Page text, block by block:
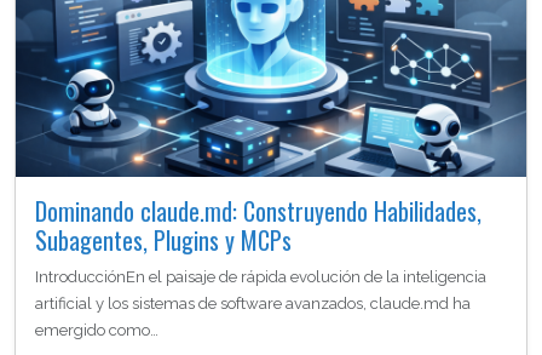
Dominando claude.md: Construyendo Habilidades,
Subagentes, Plugins y MCPs
IntroducciónEn el paisaje de rápida evolución de la inteligencia
artificial y los sistemas de software avanzados, claude.md ha
emergido como…